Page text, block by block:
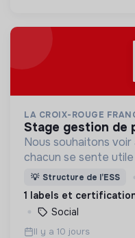
LA CROIX-ROUGE
stage gestion
Nous souhaitons
chacun se sente utile
nous proposons des
d’engagement
💡 Structure de l’ESS
1 labels et
Social
Il y a 10 jours